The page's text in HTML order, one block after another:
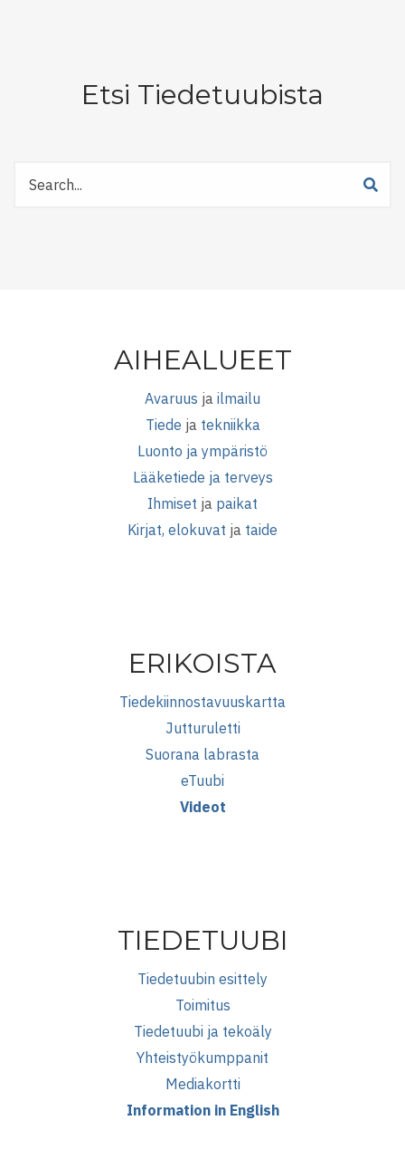
Etsi Tiedetuubista
AIHEALUEET
Avaruus ja ilmailu
Tiede ja tekniikka
Luonto ja ympäristö
Lääketiede ja terveys
Ihmiset ja paikat
Kirjat, elokuvat ja taide
ERIKOISTA
Tiedekiinnostavuuskartta
Jutturuletti
Suorana labrasta
eTuubi
Videot
TIEDETUUBI
Tiedetuubin esittely
Toimitus
Tiedetuubi ja tekoäly
Yhteistyökumppanit
Mediakortti
Information in English